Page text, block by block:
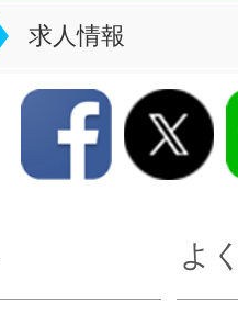
求人情報
よ